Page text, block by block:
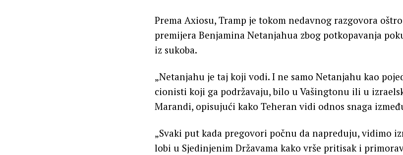
Prema Axiosu, Tramp je tokom nedavnog razgovora
premijera Benjamina Netanjahua zbog potkopavanja
iz sukoba.
„Netanjahu je taj koji vodi. I ne samo Netanjahu kao
cionisti koji ga podržavaju, bilo u Vašingtonu ili u
Marandi, opisujući kako Teheran vidi odnos snaga
„Svaki put kada pregovori počnu da napreduju, vidimo
lobi u Sjedinjenim Državama kako vrše pritisak i